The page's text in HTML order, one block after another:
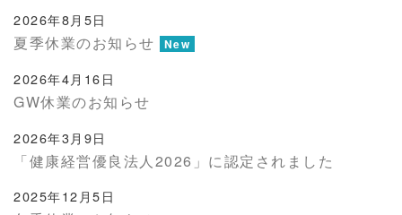
2026年8月5日
夏季休業のお知らせ New
2026年4月16日
GW休業のお知らせ
2026年3月9日
「健康経営優良法人2026」に認定されました
2025年12月5日